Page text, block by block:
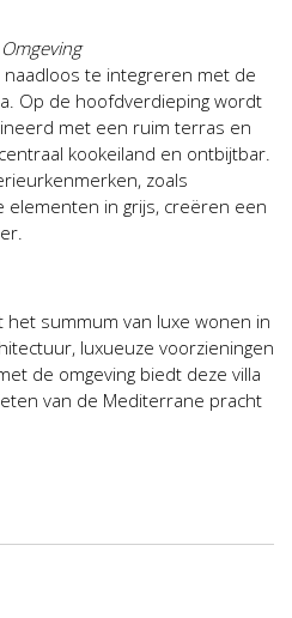
te integreren met de
Op de hoofdverdieping wordt
met een ruim terras en
kookeiland en ontbijtbar.
zoals
in grijs, creëren een
het summum van luxe wonen in
luxueuze voorzieningen
de omgeving biedt deze villa
van de Mediterrane pracht